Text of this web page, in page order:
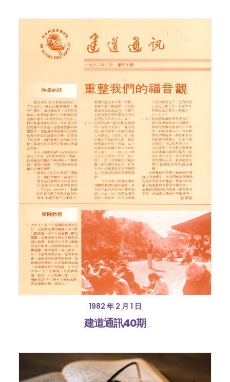
1982 年 2 月 1 日
建道通訊40期